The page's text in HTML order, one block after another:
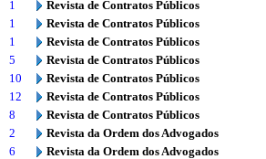
1
Revista de Contratos Públicos
1
Revista de Contratos Públicos
1
Revista de Contratos Públicos
5
Revista de Contratos Públicos
10
Revista de Contratos Públicos
12
Revista de Contratos Públicos
8
Revista de Contratos Públicos
2
Revista da Ordem dos Advogados
6
Revista da Ordem dos Advogados